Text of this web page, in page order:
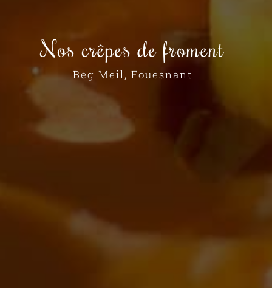
Nos crêpes de froment
Beg Meil, Fouesnant